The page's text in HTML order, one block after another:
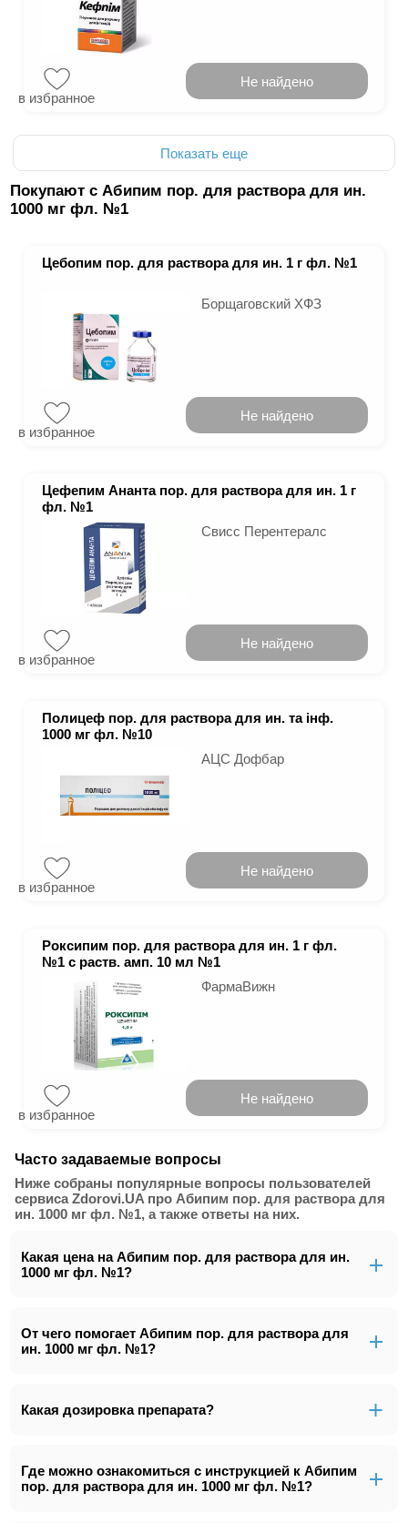
в избранное
Не найдено
Показать еще
Покупают с Абипим пор. для раствора для ин.
1000 мг фл. №1
Цебопим пор. для раствора для ин. 1 г фл. №1
Борщаговский ХФЗ
в избранное
Не найдено
Цефепим Ананта пор. для раствора для ин. 1 г
фл. №1
Свисс Перентералс
в избранное
Не найдено
Полицеф пор. для раствора для ин. та інф.
1000 мг фл. №10
АЦС Дофбар
в избранное
Не найдено
Роксипим пор. для раствора для ин. 1 г фл.
№1 с раств. амп. 10 мл №1
ФармаВижн
в избранное
Не найдено
Часто задаваемые вопросы
Ниже собраны популярные вопросы пользователей
сервиса Zdorovi.UA про Абипим пор. для раствора для
ин. 1000 мг фл. №1, а также ответы на них.
Какая цена на Абипим пор. для раствора для ин.
1000 мг фл. №1?
От чего помогает Абипим пор. для раствора для
ин. 1000 мг фл. №1?
Какая дозировка препарата?
Где можно ознакомиться с инструкцией к Абипим
пор. для раствора для ин. 1000 мг фл. №1?